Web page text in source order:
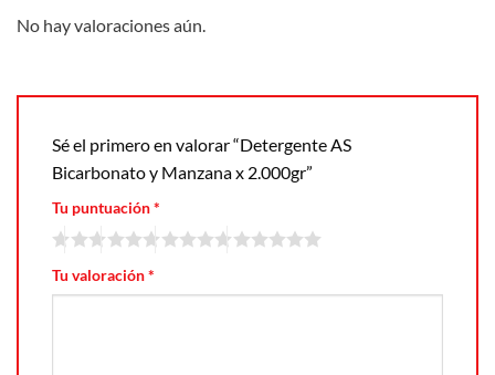
No hay valoraciones aún.
Sé el primero en valorar “Detergente AS
Bicarbonato y Manzana x 2.000gr”
Tu puntuación*
Tu valoración*